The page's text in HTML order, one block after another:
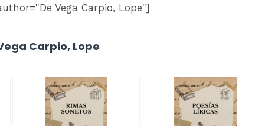
Vega Carpio, Lope"]
Carpio, Lope